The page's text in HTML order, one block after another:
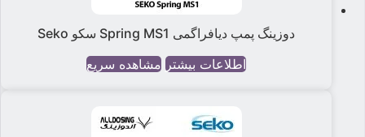
دوزینگ پمپ دیافراگمی Spring MS1 سکو Seko
اطلاعات بیشتر مشاهده سریع